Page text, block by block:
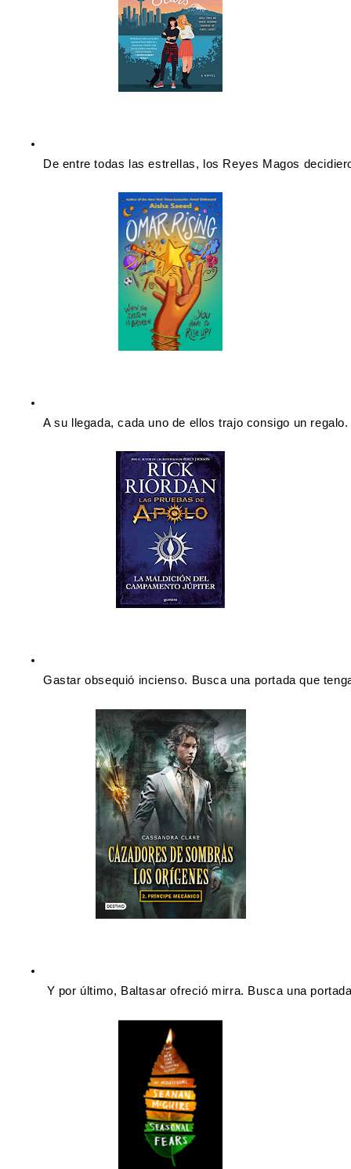
De entre todas las estrellas, los Reyes Magos
A su llegada, cada uno de ellos trajo consigo un
Gastar obsequió incienso. Busca una portada que
Y por último, Baltasar ofreció mirra. Busca una